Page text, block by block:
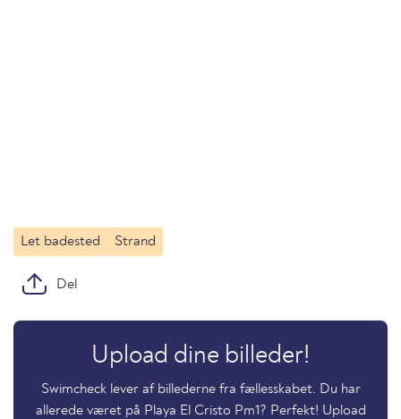
Let badested Strand
Del
Upload dine billeder!
Swimcheck lever af billederne fra fællesskabet. Du har
allerede været på Playa El Cristo Pm1? Perfekt! Upload